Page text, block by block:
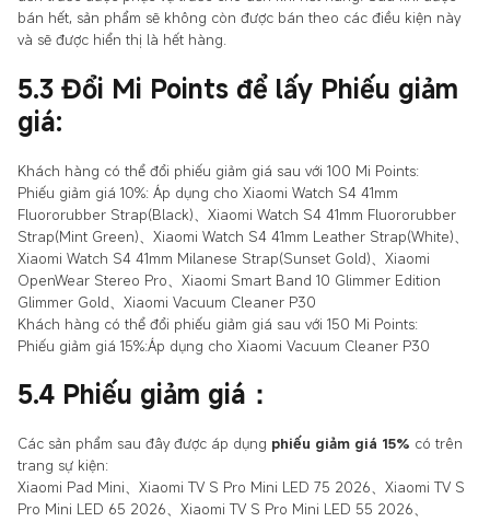
bán hết, sản phẩm sẽ không còn được bán theo các điều kiện này
và sẽ được hiển thị là hết hàng.
5.3 Đổi Mi Points để lấy Phiếu giảm
giá:
Khách hàng có thể đổi phiếu giảm giá sau với 100 Mi Points:
Phiếu giảm giá 10%: Áp dụng cho Xiaomi Watch S4 41mm
Fluororubber Strap(Black)、Xiaomi Watch S4 41mm Fluororubber
Strap(Mint Green)、Xiaomi Watch S4 41mm Leather Strap(White)、
Xiaomi Watch S4 41mm Milanese Strap(Sunset Gold)、Xiaomi
OpenWear Stereo Pro、Xiaomi Smart Band 10 Glimmer Edition
Glimmer Gold、Xiaomi Vacuum Cleaner P30
Khách hàng có thể đổi phiếu giảm giá sau với 150 Mi Points:
Phiếu giảm giá 15%:Áp dụng cho Xiaomi Vacuum Cleaner P30
5.4 Phiếu giảm giá：
Các sản phẩm sau đây được áp dụng phiếu giảm giá 15% có trên
trang sự kiện:
Xiaomi Pad Mini、Xiaomi TV S Pro Mini LED 75 2026、Xiaomi TV S
Pro Mini LED 65 2026、Xiaomi TV S Pro Mini LED 55 2026、